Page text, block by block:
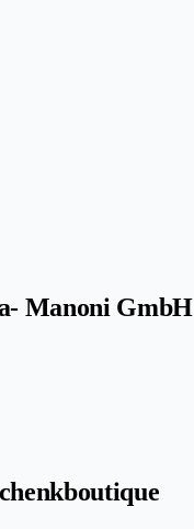
Manoni GmbH